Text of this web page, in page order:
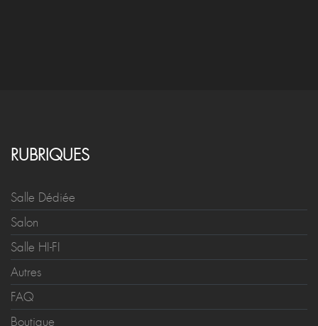
RUBRIQUES
Salle Dédiée
Salon
Salle HI-FI
Autres
FAQ
Boutique